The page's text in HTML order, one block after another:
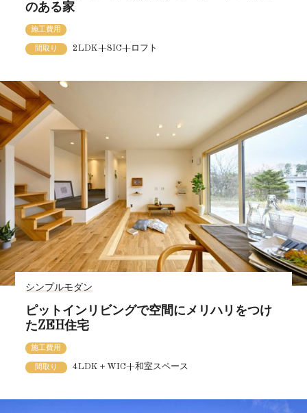
のある家
施工費用
間取り 2LDK+SIC+ロフト
シンプルモダン
ピットインリビングで空間にメリハリをつけ
たZEH住宅
施工費用
間取り 4LDK＋WIC+和室スペース